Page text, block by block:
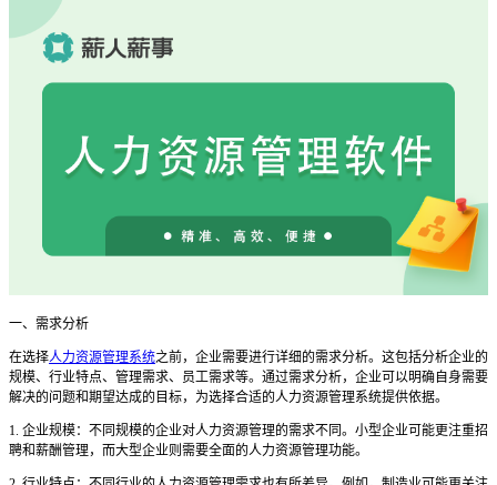
一、需求分析
在选择人力资源管理系统之前，企业需要进行详细的需求分析。这包括分析企业的
规模、行业特点、管理需求、员工需求等。通过需求分析，企业可以明确自身需要
解决的问题和期望达成的目标，为选择合适的人力资源管理系统提供依据。
1. 企业规模：不同规模的企业对人力资源管理的需求不同。小型企业可能更注重招
聘和薪酬管理，而大型企业则需要全面的人力资源管理功能。